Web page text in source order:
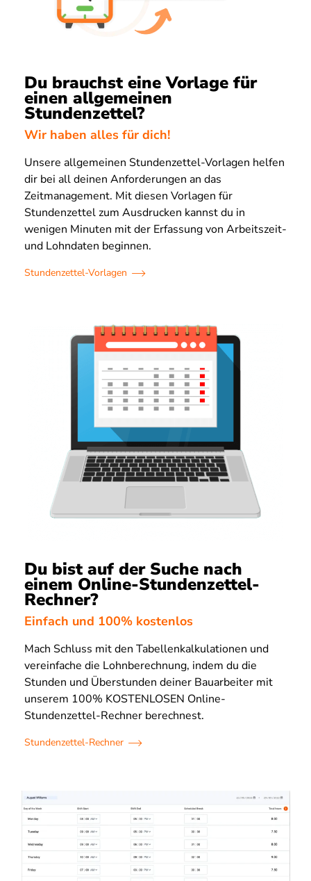
Du brauchst eine Vorlage für
einen allgemeinen
Stundenzettel?
Wir haben alles für dich!
Unsere allgemeinen Stundenzettel-Vorlagen helfen
dir bei all deinen Anforderungen an das
Zeitmanagement. Mit diesen Vorlagen für
Stundenzettel zum Ausdrucken kannst du in
wenigen Minuten mit der Erfassung von Arbeitszeit-
und Lohndaten beginnen.
Stundenzettel-Vorlagen
Du bist auf der Suche nach
einem Online-Stundenzettel-
Rechner?
Einfach und 100% kostenlos
Mach Schluss mit den Tabellenkalkulationen und
vereinfache die Lohnberechnung, indem du die
Stunden und Überstunden deiner Bauarbeiter mit
unserem 100% KOSTENLOSEN Online-
Stundenzettel-Rechner berechnest.
Stundenzettel-Rechner